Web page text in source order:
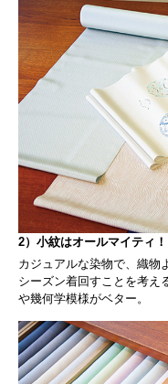
2）小紋はオールマイティ！
カジュアルな染物で、織物
シーズン着回すことを考え
や幾何学模様がベター。